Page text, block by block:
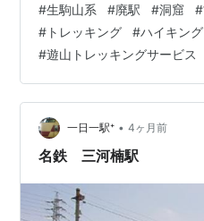
嶽→枚岡山展望台→枚岡神社
る、生駒山のさかハイキング
コースを歩いてきた。都会に
やすく、短期間で細部が変
をアップデートする必要が
阪平野を眺める。市内のビル
#生駒山系 #廃駅 #洞窟 #
# トレッキング #ハイキング
#遊山トレッキングサービス
一日一駅⁺ • 4ヶ月前
名鉄 三河楠駅